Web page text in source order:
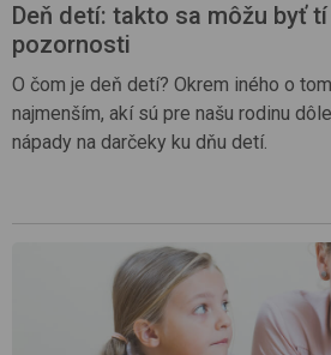
Deň detí: takto sa môžu byť
pozornosti
O čom je deň detí? Okrem iného o
najmenším, akí sú pre našu rodinu
nápady na darčeky ku dňu detí.